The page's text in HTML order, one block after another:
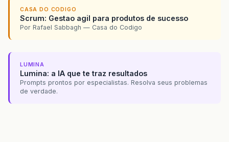
CASA DO CODIGO
Scrum: Gestao agil para produtos de sucesso
Por Rafael Sabbagh — Casa do Codigo
LUMINA
Lumina: a IA que te traz resultados
Prompts prontos por especialistas. Resolva seus problemas
de verdade.